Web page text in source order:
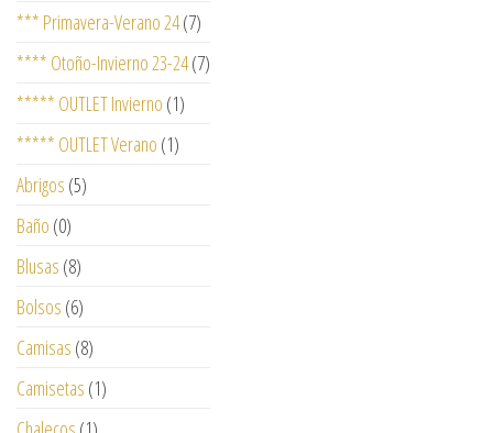
*** Primavera-Verano 24(7)
**** Otoño-Invierno 23-24(7)
***** OUTLET Invierno (1)
***** OUTLET Verano (1)
Abrigos (5)
Baño (0)
Blusas (8)
Bolsos (6)
Camisas (8)
Camisetas (1)